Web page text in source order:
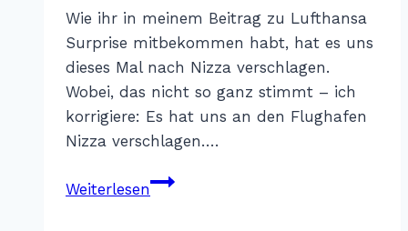
Wie ihr in meinem Beitrag zu Lufthansa
Surprise mitbekommen habt, hat es uns
dieses Mal nach Nizza verschlagen.
Wobei, das nicht so ganz stimmt – ich
korrigiere: Es hat uns an den Flughafen
Nizza verschlagen….
WeiterlesenSheraton